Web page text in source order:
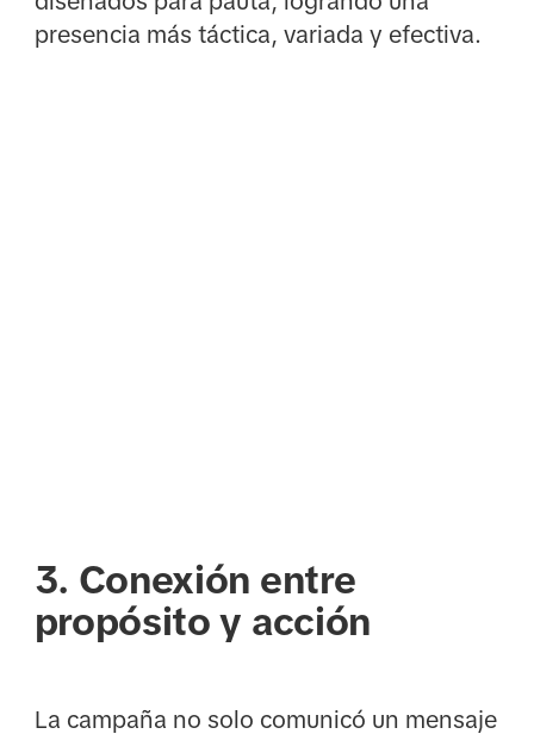
presencia más táctica, variada y efectiva.
3. Conexión entre
propósito y acción
La campaña no solo comunicó un mensaje